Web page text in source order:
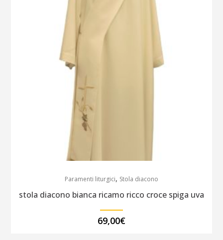
Paramenti liturgici, Stola diacono
stola diacono bianca ricamo ricco croce spiga uva
69,00€